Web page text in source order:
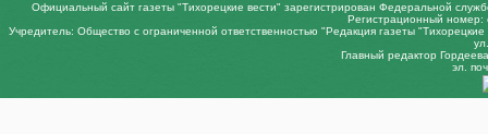
Официальный сайт газеты "Тихорецкие вести" зарегистрирован Федеральной
Регистрационный
Учредитель: Общество с ограниченной ответственностью "Редакция газеты
Главный редактор
эл.